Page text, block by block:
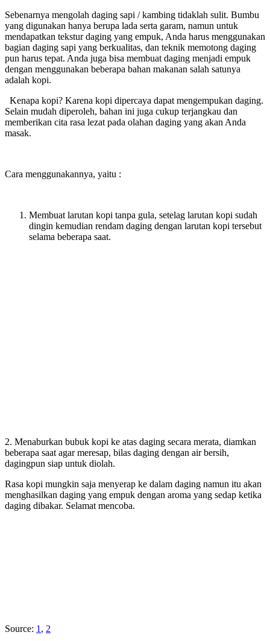
Sebenarnya mengolah daging sapi / kambing tidaklah sulit. Bumbu
yang digunakan hanya berupa lada serta garam, namun untuk
mendapatkan tekstur daging yang empuk, Anda harus menggunakan
bagian daging sapi yang berkualitas, dan teknik memotong daging
pun harus tepat. Anda juga bisa membuat daging menjadi empuk
dengan menggunakan beberapa bahan makanan salah satunya
adalah kopi.
Kenapa kopi? Karena kopi dipercaya dapat mengempukan daging.
Selain mudah diperoleh, bahan ini juga cukup terjangkau dan
memberikan cita rasa lezat pada olahan daging yang akan Anda
masak.
Cara menggunakannya, yaitu :
Membuat larutan kopi tanpa gula, setelag larutan kopi sudah
dingin kemudian rendam daging dengan larutan kopi tersebut
selama beberapa saat.
2. Menaburkan bubuk kopi ke atas daging secara merata, diamkan
beberapa saat agar meresap, bilas daging dengan air bersih,
dagingpun siap untuk diolah.
Rasa kopi mungkin saja menyerap ke dalam daging namun itu akan
menghasilkan daging yang empuk dengan aroma yang sedap ketika
daging dibakar. Selamat mencoba.
Source: 1 , 2